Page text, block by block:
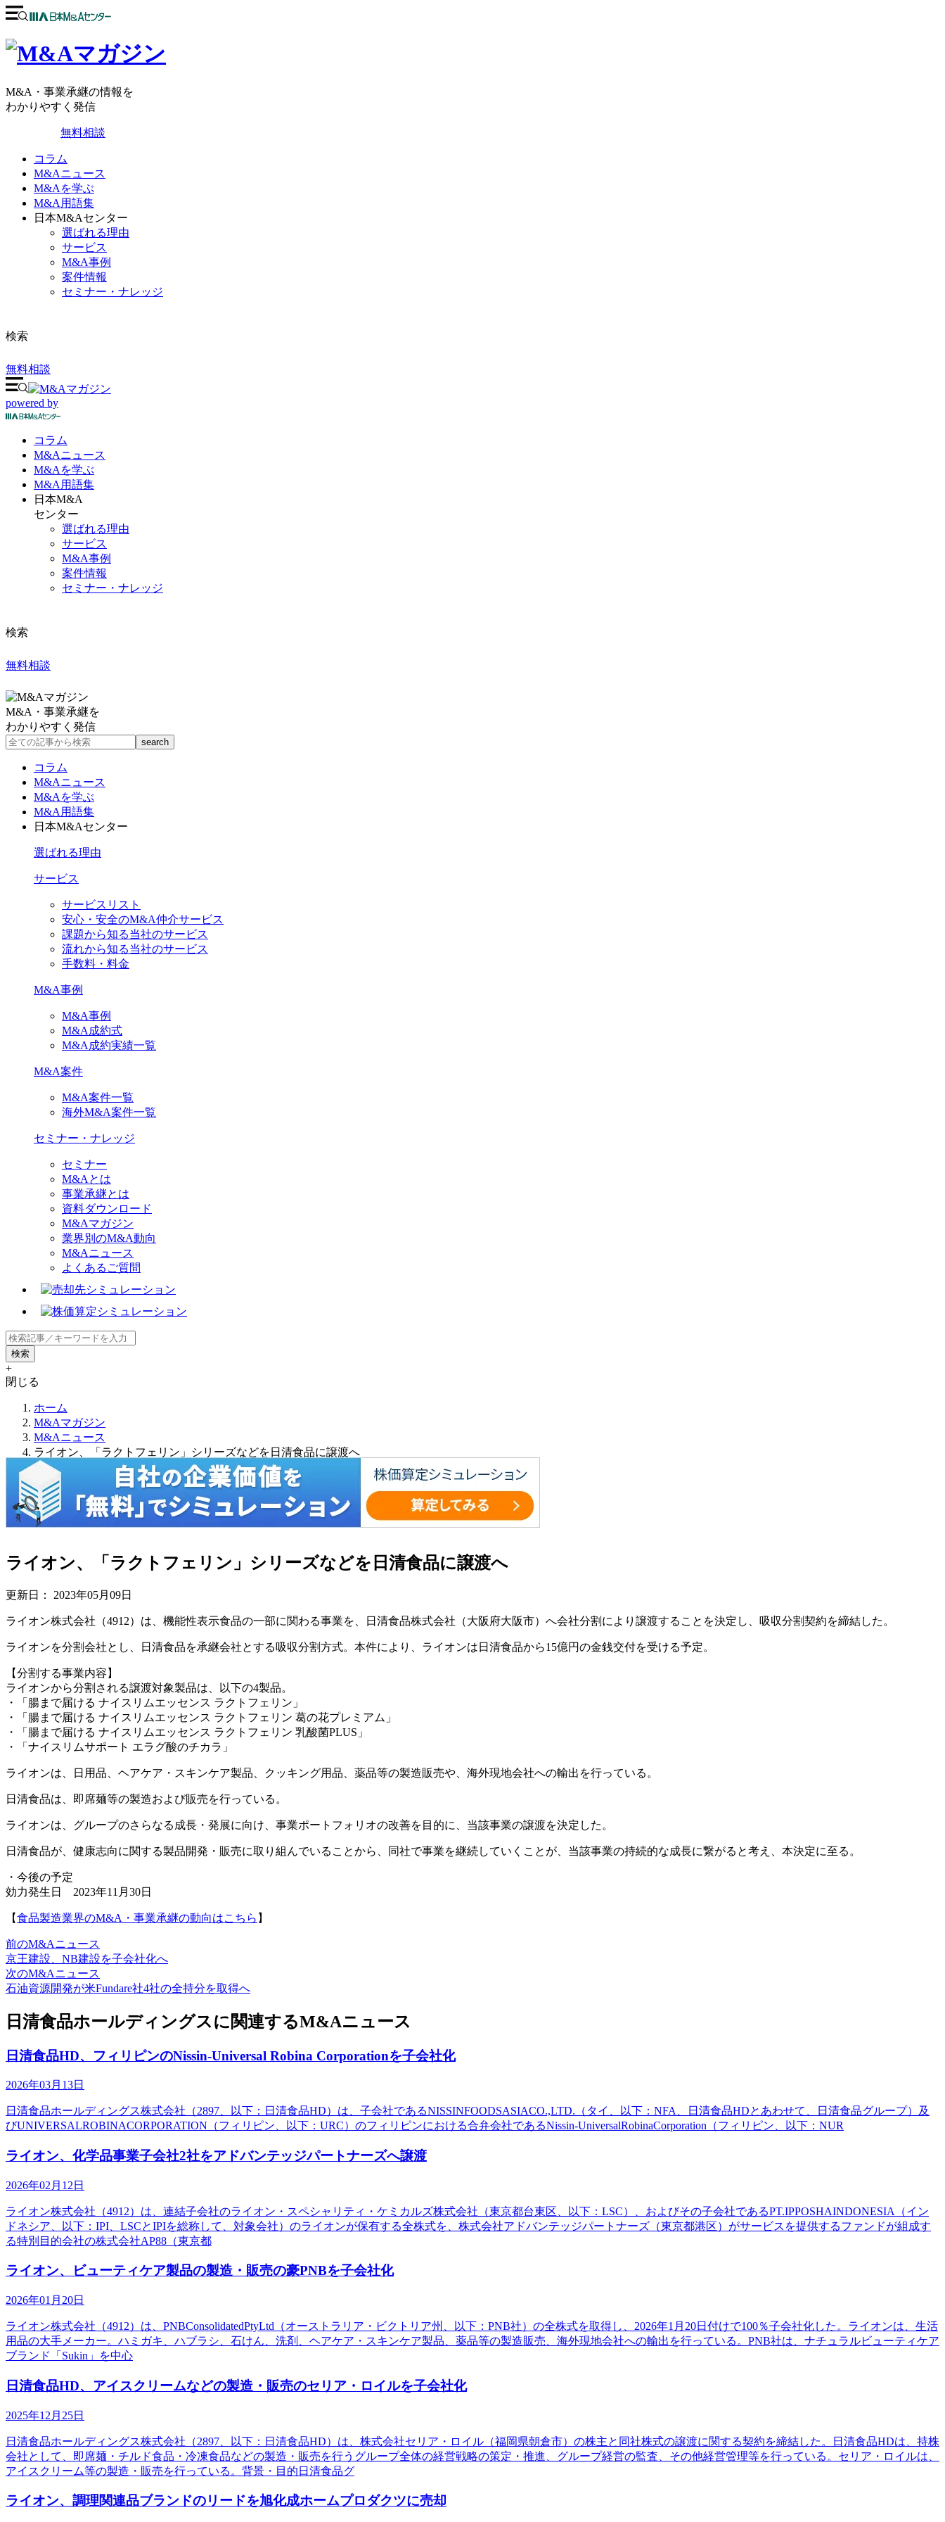
M&A・事業承継の情報を
わかりやすく発信
無料相談
コラム
M&Aニュース
M&Aを学ぶ
M&A用語集
日本M&Aセンター
選ばれる理由
サービス
M&A事例
案件情報
セミナー・ナレッジ
検索
無料相談
powered by
コラム
M&Aニュース
M&Aを学ぶ
M&A 用語集
日本M&A
センター
選ばれる理由
サービス
M&A事例
案件情報
セミナー・ナレッジ
検索
無料相談
M&A・事業承継を
わかりやすく発信
コラム
M&Aニュース
M&Aを学ぶ
M&A用語集
日本M&Aセンター
選ばれる理由
サービス
サービスリスト
安心・安全のM&A仲介サービス
課題から知る当社のサービス
流れから知る当社のサービス
手数料・料金
M&A事例
M&A事例
M&A成約式
M&A成約実績一覧
M&A案件
M&A案件一覧
海外M&A案件一覧
セミナー・ナレッジ
セミナー
M&Aとは
事業承継とは
資料ダウンロード
M&Aマガジン
業界別のM&A動向
M&Aニュース
よくあるご質問
+
閉じる
ホーム
M&Aマガジン
M&Aニュース
ライオン、「ラクトフェリン」シリーズなどを日清食品に譲渡へ
ライオン、「ラクトフェリン」シリーズなどを日清食品に譲渡へ
更新日： 2023年05月09日
ライオン株式会社（4912）は、機能性表示食品の一部に関わる事業を、日清食品株式会社（大阪府大阪市）へ会社分割により譲渡することを決定し、吸収分割契約を締結した。
ライオンを分割会社とし、日清食品を承継会社とする吸収分割方式。本件により、ライオンは日清食品から15億円の金銭交付を受ける予定。
【分割する事業内容】
ライオンから分割される譲渡対象製品は、以下の4製品。
・「腸まで届ける ナイスリムエッセンス ラクトフェリン」
・「腸まで届ける ナイスリムエッセンス ラクトフェリン 葛の花プレミアム」
・「腸まで届ける ナイスリムエッセンス ラクトフェリン 乳酸菌PLUS」
・「ナイスリムサポート エラグ酸のチカラ」
ライオンは、日用品、ヘアケア・スキンケア製品、クッキング用品、薬品等の製造販売や、海外現地会社への輸出を行っている。
日清食品は、即席麺等の製造および販売を行っている。
ライオンは、グループのさらなる成長・発展に向け、事業ポートフォリオの改善を目的に、当該事業の譲渡を決定した。
日清食品が、健康志向に関する製品開発・販売に取り組んでいることから、同社で事業を継続していくことが、当該事業の持続的な成長に繋がると考え、本決定に至る。
・今後の予定
効力発生日 2023年11月30日
【食品製造業界のM&A・事業承継の動向はこちら 】
前のM&Aニュース
京王建設、NB建設を子会社化へ
次のM&Aニュース
石油資源開発が米Fundare社4社の全持分を取得へ
日清食品ホールディングスに関連するM&Aニュース
日清食品HD、フィリピンのNissin-Universal Robina Corporationを子会社化
2026年03月13日
日清食品ホールディングス株式会社（2897、以下：日清食品HD）は、子会社であるNISSINFOODSASIACO.,LTD.（タイ、以下：NFA、日清食品HDとあわせて、日清食品グループ）及
びUNIVERSALROBINACORPORATION（フィリピン、以下：URC）のフィリピンにおける合弁会社であるNissin-UniversalRobinaCorporation（フィリピン、以下：NUR
ライオン、化学品事業子会社2社をアドバンテッジパートナーズへ譲渡
2026年02月12日
ライオン株式会社（4912）は、連結子会社のライオン・スペシャリティ・ケミカルズ株式会社（東京都台東区、以下：LSC）、およびその子会社であるPT.IPPOSHAINDONESIA（イン
ドネシア、以下：IPI、LSCとIPIを総称して、対象会社）のライオンが保有する全株式を、株式会社アドバンテッジパートナーズ（東京都港区）がサービスを提供するファンドが組成す
る特別目的会社の株式会社AP88（東京都
ライオン、ビューティケア製品の製造・販売の豪PNBを子会社化
2026年01月20日
ライオン株式会社（4912）は、PNBConsolidatedPtyLtd（オーストラリア・ビクトリア州、以下：PNB社）の全株式を取得し、2026年1月20日付けで100％子会社化した。ライオンは、生活
用品の大手メーカー。ハミガキ、ハブラシ、石けん、洗剤、ヘアケア・スキンケア製品、薬品等の製造販売、海外現地会社への輸出を行っている。PNB社は、ナチュラルビューティケア
ブランド「Sukin」を中心
日清食品HD、アイスクリームなどの製造・販売のセリア・ロイルを子会社化
2025年12月25日
日清食品ホールディングス株式会社（2897、以下：日清食品HD）は、株式会社セリア・ロイル（福岡県朝倉市）の株主と同社株式の譲渡に関する契約を締結した。日清食品HDは、持株
会社として、即席麺・チルド食品・冷凍食品などの製造・販売を行うグループ全体の経営戦略の策定・推進、グループ経営の監査、その他経営管理等を行っている。セリア・ロイルは、
アイスクリーム等の製造・販売を行っている。背景・目的日清食品グ
ライオン、調理関連品ブランドのリードを旭化成ホームプロダクツに売却